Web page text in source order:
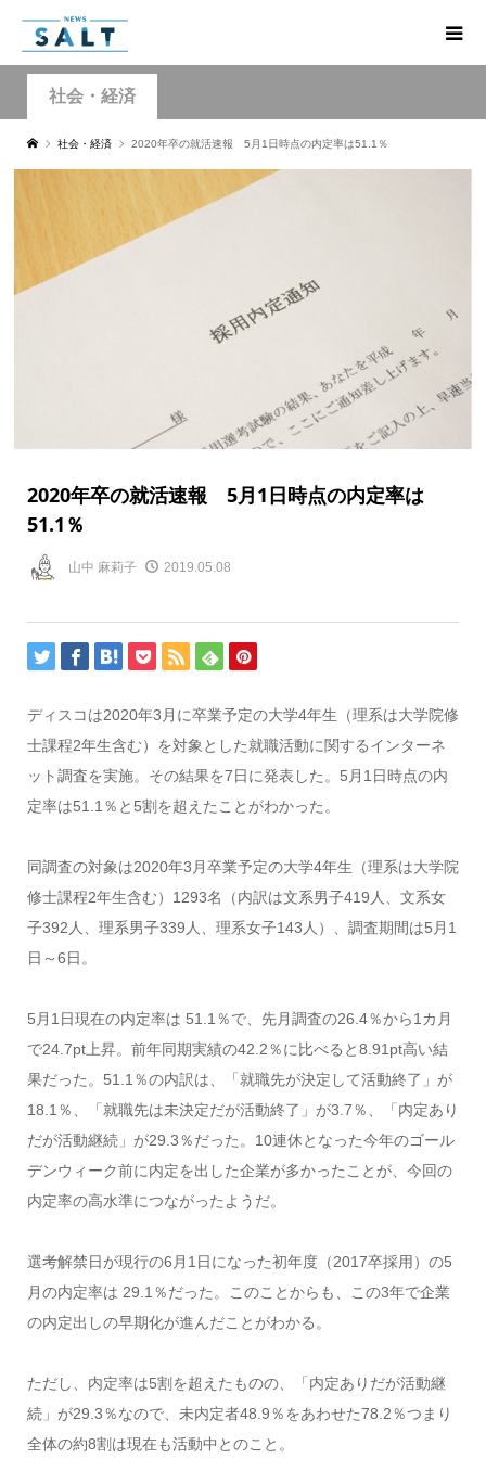
社会・経済
社会・経済 2020年卒の就活速報 5月1日時点の内定率は51.1％
2020年卒の就活速報 5月1日時点の内定率は
51.1％
山中 麻莉子 2019.05.08
ディスコは2020年3月に卒業予定の大学4年生（理系は大学院修
士課程2年生含む）を対象とした就職活動に関するインターネ
ット調査を実施。その結果を7日に発表した。5月1日時点の内
定率は51.1％と5割を超えたことがわかった。
同調査の対象は2020年3月卒業予定の大学4年生（理系は大学院
修士課程2年生含む）1293名（内訳は文系男子419人、文系女
子392人、理系男子339人、理系女子143人）、調査期間は5月1
日～6日。
5月1日現在の内定率は 51.1％で、先月調査の26.4％から1カ月
で24.7pt上昇。前年同期実績の42.2％に比べると8.91pt高い結
果だった。51.1％の内訳は、「就職先が決定して活動終了」が
18.1％、「就職先は未決定だが活動終了」が3.7％、「内定あり
だが活動継続」が29.3％だった。10連休となった今年のゴール
デンウィーク前に内定を出した企業が多かったことが、今回の
内定率の高水準につながったようだ。
選考解禁日が現行の6月1日になった初年度（2017卒採用）の5
月の内定率は 29.1％だった。このことからも、この3年で企業
の内定出しの早期化が進んだことがわかる。
ただし、内定率は5割を超えたものの、「内定ありだが活動継
続」が29.3％なので、未内定者48.9％をあわせた78.2％つまり
全体の約8割は現在も活動中とのこと。